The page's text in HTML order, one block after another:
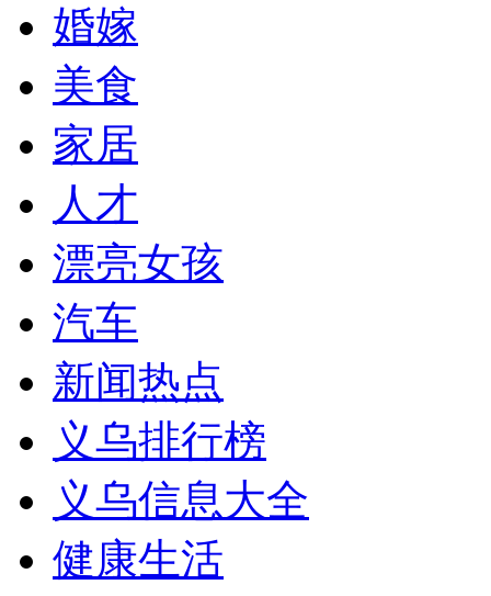
婚嫁
美食
家居
人才
漂亮女孩
汽车
新闻热点
义乌排行榜
义乌信息大全
健康生活